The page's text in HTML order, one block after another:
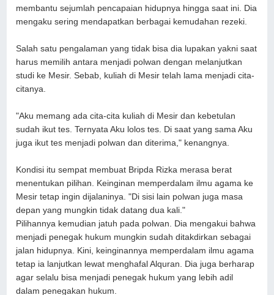
membantu sejumlah pencapaian hidupnya hingga saat ini. Dia
mengaku sering mendapatkan berbagai kemudahan rezeki.
Salah satu pengalaman yang tidak bisa dia lupakan yakni saat
harus memilih antara menjadi polwan dengan melanjutkan
studi ke Mesir. Sebab, kuliah di Mesir telah lama menjadi cita-
citanya.
"Aku memang ada cita-cita kuliah di Mesir dan kebetulan
sudah ikut tes. Ternyata Aku lolos tes. Di saat yang sama Aku
juga ikut tes menjadi polwan dan diterima," kenangnya.
Kondisi itu sempat membuat Bripda Rizka merasa berat
menentukan pilihan. Keinginan memperdalam ilmu agama ke
Mesir tetap ingin dijalaninya. "Di sisi lain polwan juga masa
depan yang mungkin tidak datang dua kali."
Pilihannya kemudian jatuh pada polwan. Dia mengakui bahwa
menjadi penegak hukum mungkin sudah ditakdirkan sebagai
jalan hidupnya. Kini, keinginannya memperdalam ilmu agama
tetap ia lanjutkan lewat menghafal Alquran. Dia juga berharap
agar selalu bisa menjadi penegak hukum yang lebih adil
dalam penegakan hukum.